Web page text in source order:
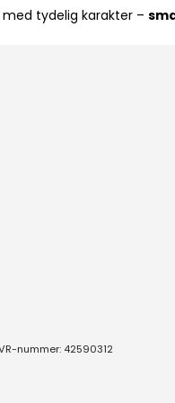
tydelig karakter –
nummer: 42590312